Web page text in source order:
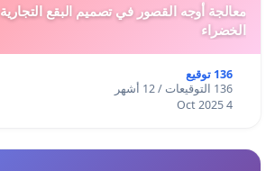
معالجة أوجه القصور في تصميم البقع التجارية
الخضراء
136 توقيع
136 التوقيعات / 12 أشهر
4 Oct 2025